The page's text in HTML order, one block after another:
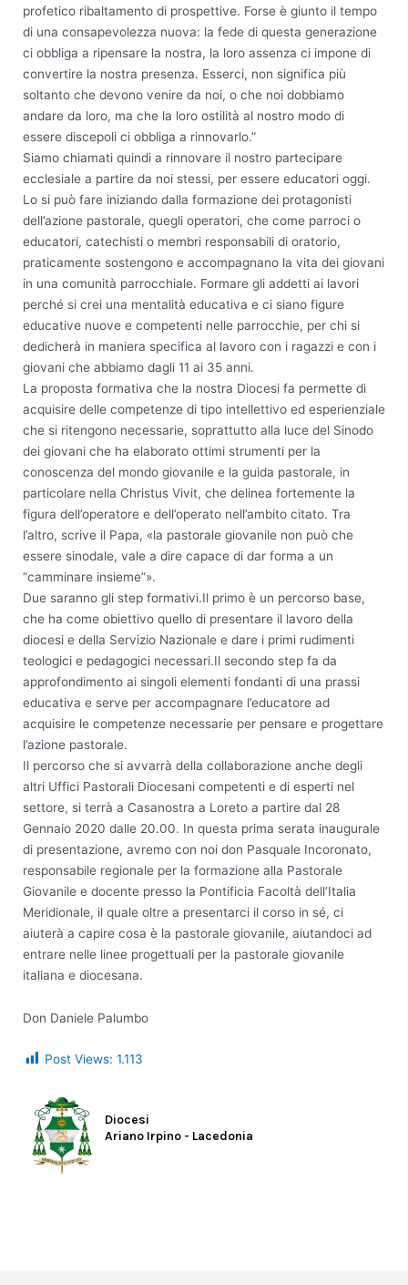
profetico ribaltamento di prospettive. Forse è giunto il tempo
di una consapevolezza nuova: la fede di questa generazione
ci obbliga a ripensare la nostra, la loro assenza ci impone di
convertire la nostra presenza. Esserci, non significa più
soltanto che devono venire da noi, o che noi dobbiamo
andare da loro, ma che la loro ostilità al nostro modo di
essere discepoli ci obbliga a rinnovarlo.”
Siamo chiamati quindi a rinnovare il nostro partecipare
ecclesiale a partire da noi stessi, per essere educatori oggi.
Lo si può fare iniziando dalla formazione dei protagonisti
dell’azione pastorale, quegli operatori, che come parroci o
educatori, catechisti o membri responsabili di oratorio,
praticamente sostengono e accompagnano la vita dei giovani
in una comunità parrocchiale. Formare gli addetti ai lavori
perché si crei una mentalità educativa e ci siano figure
educative nuove e competenti nelle parrocchie, per chi si
dedicherà in maniera specifica al lavoro con i ragazzi e con i
giovani che abbiamo dagli 11 ai 35 anni.
La proposta formativa che la nostra Diocesi fa permette di
acquisire delle competenze di tipo intellettivo ed esperienziale
che si ritengono necessarie, soprattutto alla luce del Sinodo
dei giovani che ha elaborato ottimi strumenti per la
conoscenza del mondo giovanile e la guida pastorale, in
particolare nella Christus Vivit, che delinea fortemente la
figura dell’operatore e dell’operato nell’ambito citato. Tra
l’altro, scrive il Papa, «la pastorale giovanile non può che
essere sinodale, vale a dire capace di dar forma a un
“camminare insieme”».
Due saranno gli step formativi.Il primo è un percorso base,
che ha come obiettivo quello di presentare il lavoro della
diocesi e della Servizio Nazionale e dare i primi rudimenti
teologici e pedagogici necessari.Il secondo step fa da
approfondimento ai singoli elementi fondanti di una prassi
educativa e serve per accompagnare l’educatore ad
acquisire le competenze necessarie per pensare e progettare
l’azione pastorale.
Il percorso che si avvarrà della collaborazione anche degli
altri Uffici Pastorali Diocesani competenti e di esperti nel
settore, si terrà a Casanostra a Loreto a partire dal 28
Gennaio 2020 dalle 20.00. In questa prima serata inaugurale
di presentazione, avremo con noi don Pasquale Incoronato,
responsabile regionale per la formazione alla Pastorale
Giovanile e docente presso la Pontificia Facoltà dell’Italia
Meridionale, il quale oltre a presentarci il corso in sé, ci
aiuterà a capire cosa è la pastorale giovanile, aiutandoci ad
entrare nelle linee progettuali per la pastorale giovanile
italiana e diocesana.
Don Daniele Palumbo
Post Views: 1.113
Diocesi
Ariano Irpino - Lacedonia